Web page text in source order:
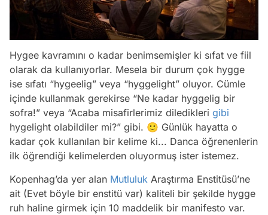
Hygee kavramını o kadar benimsemişler ki sıfat ve fiil
olarak da kullanıyorlar. Mesela bir durum çok hygge
ise sıfatı “hygeelig” veya “hyggelight” oluyor. Cümle
içinde kullanmak gerekirse “Ne kadar hyggelig bir
sofra!” veya “Acaba misafirlerimiz diledikleri gibi
hygelight olabildiler mi?” gibi. 🙂 Günlük hayatta o
kadar çok kullanılan bir kelime ki... Danca öğrenenlerin
ilk öğrendiği kelimelerden oluyormuş ister istemez.
Kopenhag’da yer alan Mutluluk Araştırma Enstitüsü’ne
ait (Evet böyle bir enstitü var) kaliteli bir şekilde hygge
ruh haline girmek için 10 maddelik bir manifesto var.